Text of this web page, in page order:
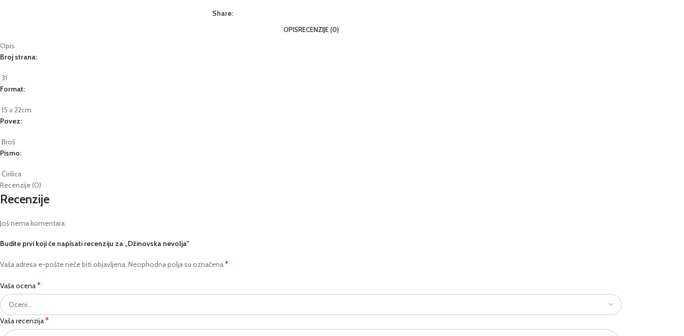
Share:
OPISRECENZIJE (0)
Opis
Broj strana:
31
Format:
15 x 22cm
Povez:
Broš
Pismo:
Ćirilica
Recenzije (0)
Recenzije
Još nema komentara.
Budite prvi koji će napisati recenziju za „Džinovska nevolja“
Vaša adresa e-pošte neće biti objavljena. Neophodna polja su označena*
Vaša ocena*
Vaša recenzija*